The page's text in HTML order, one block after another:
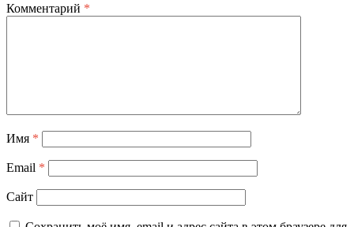
Комментарий *
Имя *
Email *
Сайт